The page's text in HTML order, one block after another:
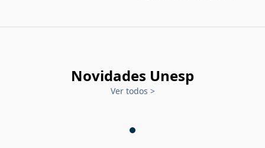
Novidades Unesp
Ver todos >